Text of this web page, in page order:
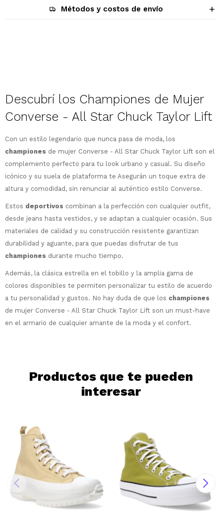
Métodos y costos de envío
Descubrí los Championes de Mujer
Converse - All Star Chuck Taylor Lift
Con un estilo legendario que nunca pasa de moda, los
championes de mujer Converse - All Star Chuck Taylor Lift son el
complemento perfecto para tu look urbano y casual. Su diseño
icónico y su suela de plataforma te Asegurán un toque extra de
altura y comodidad, sin renunciar al auténtico estilo Converse.
Estos deportivos combinan a la perfección con cualquier outfit,
desde jeans hasta vestidos, y se adaptan a cualquier ocasión. Sus
materiales de calidad y su construcción resistente garantizan
durabilidad y aguante, para que puedas disfrutar de tus
championes durante mucho tiempo.
Además, la clásica estrella en el tobillo y la amplia gama de
colores disponibles te permiten personalizar tu estilo de acuerdo
a tu personalidad y gustos. No hay duda de que los championes
de mujer Converse - All Star Chuck Taylor Lift son un must-have
en el armario de cualquier amante de la moda y el confort.
Productos que te pueden
interesar
Comprá ahora y Pagá
Después, hasta en 12
cuotas y sin tocar tu
tarjeta de crédito
¡Sumate a la forma más ágil de
Comprá en 3 cuotas sin recargo o hasta
en 12 cuotas * ¡Solo con tu cédula!
* sujeto aprobación crediticia.
Verifica si estás calificado para comprar
con Pago Después:
Cédula de identidad
Fecha de nacimiento
Día Mes Año
Estás calificado para comprar usando Pago
¡Tenés hasta
para comprar en las cuotas
Elegís Pago Después como metodo de pago
* sujeto a aprobación crediticia. El monto
disponible puede variar por comercio
Ups!
Parece que no tenes oferta, lamentamos
el inconveniente, por cualquier duda
contactanos en
preguntas@pagodespues.com.uy
¡Algo salió mal!